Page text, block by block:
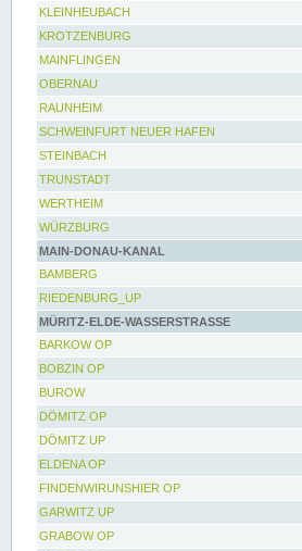
KLEINHEUBACH
KROTZENBURG
MAINFLINGEN
OBERNAU
RAUNHEIM
SCHWEINFURT NEUER HAFEN
STEINBACH
TRUNSTADT
WERTHEIM
WÜRZBURG
MAIN-DONAU-KANAL
BAMBERG
RIEDENBURG_UP
MÜRITZ-ELDE-WASSERSTRASSE
BARKOW OP
BOBZIN OP
BUROW
DÖMITZ OP
DÖMITZ UP
ELDENA OP
FINDENWIRUNSHIER OP
GARWITZ UP
GRABOW OP